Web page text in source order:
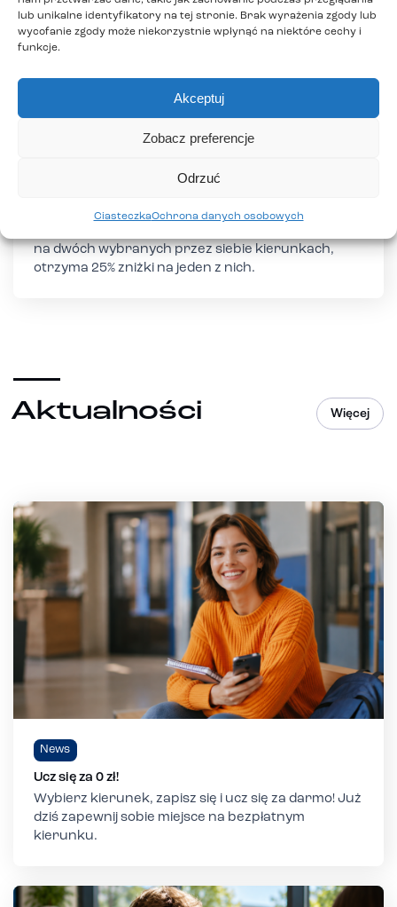
lub unikalne identyfikatory na tej stronie. Brak wyrażenia zgody lub
wycofanie zgody może niekorzystnie wpłynąć na niektóre cechy i
funkcje.
Akceptuj
Odrzuć
Zobacz preferencje
CiasteczkaOchrona danych osobowych
Każdy słuchacz TEB Edukacja, który w jednym roku
na dwóch wybranych przez siebie kierunkach,
otrzyma 25% zniżki na jeden z nich.
Aktualności Więcej
News
Ucz się za 0 zł!
Wybierz kierunek, zapisz się i ucz się za darmo! Już
dziś zapewnij sobie miejsce na bezpłatnym
kierunku.